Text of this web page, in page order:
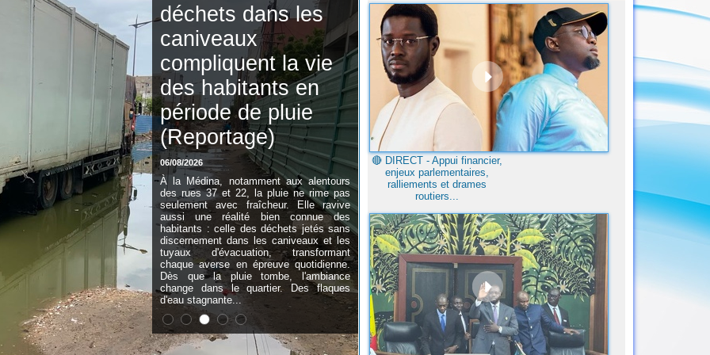
masculin : le
Sénégal domine le
Rwanda et réussit
son entrée en lice
06/08/2026
Le Sénégal a parfaitement lancé sa
campagne à l'AfroBasket U18 masculin
2026 en dominant largement le Rwanda
(78-38), ce jeudi, en Côte d'Ivoire. Pour
cette première sortie dans le groupe C,
les Sénégalais ont rapidement imposé
leur rythme grâce à une défense solide et
une attaque efficace. Maîtres de leur
sujet, ils ont progressivement creusé
l'écart avant de s'offrir un succès sans
appel....
🔴​ DIRECT - Appui financier,
enjeux parlementaires,
ralliements et drames
routiers...